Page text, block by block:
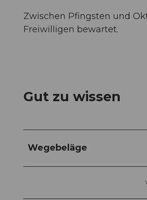
Zwischen Pfingsten und
Freiwilligen bewartet.
Gut zu wissen
Wegebeläge